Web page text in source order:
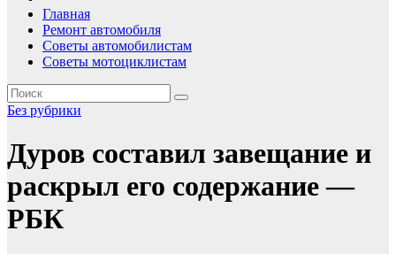
Главная
Ремонт автомобиля
Советы автомобилистам
Советы мотоциклистам
Без рубрики
Дуров составил завещание и
раскрыл его содержание —
РБК